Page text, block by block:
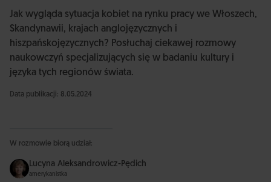
Jak wygląda sytuacja kobiet na rynku pracy we Włoszech,
Skandynawii, krajach anglojęzycznych i
hiszpańskojęzycznych? Posłuchaj ciekawej rozmowy
naukowczyń specjalizujących się w badaniu kultury i
języka tych regionów świata.
Data publikacji: 8.05.2024
W rozmowie biorą udział:
Lucyna Aleksandrowicz-Pędich
amerykanistka